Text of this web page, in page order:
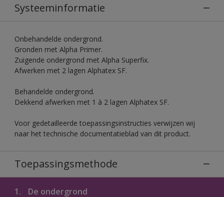
Systeeminformatie
Onbehandelde ondergrond.
Gronden met Alpha Primer.
Zuigende ondergrond met Alpha Superfix.
Afwerken met 2 lagen Alphatex SF.
Behandelde ondergrond.
Dekkend afwerken met 1 à 2 lagen Alphatex SF.
Voor gedetailleerde toepassingsinstructies verwijzen wij
naar het technische documentatieblad van dit product.
Toepassingsmethode
1. De ondergrond